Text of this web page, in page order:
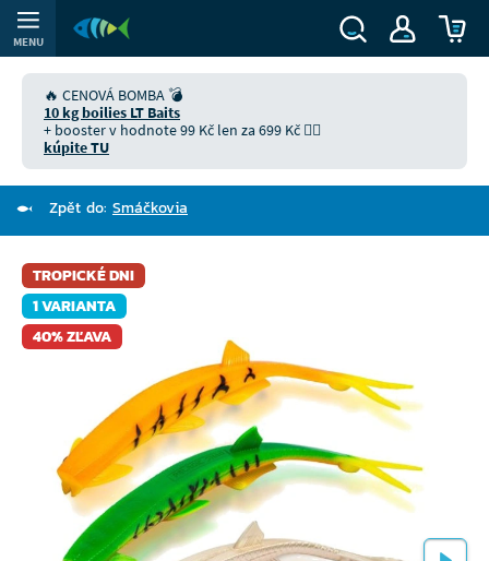
MENU
🔥 CENOVÁ BOMBA 💣
10 kg boilies LT Baits
+ booster v hodnote 99 Kč len za 699 Kč 👉🏻
kúpite TU
Zpět do: Smáčkovia
TROPICKÉ DNI
1 VARIANTA
40% ZĽAVA